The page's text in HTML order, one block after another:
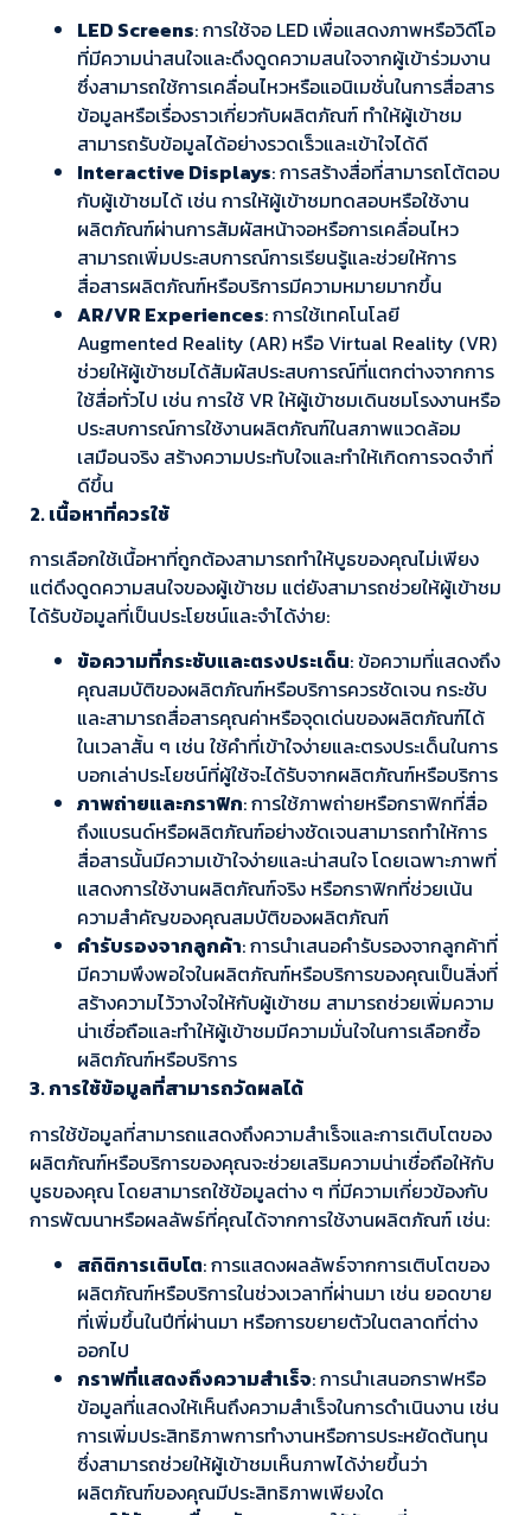
LED Screens: การใช้จอ LED เพื่อแสดงภาพหรือวิดีโอ
ที่มีความน่าสนใจและดึงดูดความสนใจจากผู้เข้าร่วมงาน
ซึ่งสามารถใช้การเคลื่อนไหวหรือแอนิเมชั่นในการสื่อสาร
ข้อมูลหรือเรื่องราวเกี่ยวกับผลิตภัณฑ์ ทำให้ผู้เข้าชม
สามารถรับข้อมูลได้อย่างรวดเร็วและเข้าใจได้ดี
Interactive Displays: การสร้างสื่อที่สามารถโต้ตอบ
กับผู้เข้าชมได้ เช่น การให้ผู้เข้าชมทดสอบหรือใช้งาน
ผลิตภัณฑ์ผ่านการสัมผัสหน้าจอหรือการเคลื่อนไหว
สามารถเพิ่มประสบการณ์การเรียนรู้และช่วยให้การ
สื่อสารผลิตภัณฑ์หรือบริการมีความหมายมากขึ้น
AR/VR Experiences: การใช้เทคโนโลยี
Augmented Reality (AR) หรือ Virtual Reality (VR)
ช่วยให้ผู้เข้าชมได้สัมผัสประสบการณ์ที่แตกต่างจากการ
ใช้สื่อทั่วไป เช่น การใช้ VR ให้ผู้เข้าชมเดินชมโรงงานหรือ
ประสบการณ์การใช้งานผลิตภัณฑ์ในสภาพแวดล้อม
เสมือนจริง สร้างความประทับใจและทำให้เกิดการจดจำที่
ดีขึ้น
2. เนื้อหาที่ควรใช้
การเลือกใช้เนื้อหาที่ถูกต้องสามารถทำให้บูธของคุณไม่เพียง
แต่ดึงดูดความสนใจของผู้เข้าชม แต่ยังสามารถช่วยให้ผู้เข้าชม
ได้รับข้อมูลที่เป็นประโยชน์และจำได้ง่าย:
ข้อความที่กระชับและตรงประเด็น: ข้อความที่แสดงถึง
คุณสมบัติของผลิตภัณฑ์หรือบริการควรชัดเจน กระชับ
และสามารถสื่อสารคุณค่าหรือจุดเด่นของผลิตภัณฑ์ได้
ในเวลาสั้น ๆ เช่น ใช้คำที่เข้าใจง่ายและตรงประเด็นในการ
บอกเล่าประโยชน์ที่ผู้ใช้จะได้รับจากผลิตภัณฑ์หรือบริการ
ภาพถ่ายและกราฟิก: การใช้ภาพถ่ายหรือกราฟิกที่สื่อ
ถึงแบรนด์หรือผลิตภัณฑ์อย่างชัดเจนสามารถทำให้การ
สื่อสารนั้นมีความเข้าใจง่ายและน่าสนใจ โดยเฉพาะภาพที่
แสดงการใช้งานผลิตภัณฑ์จริง หรือกราฟิกที่ช่วยเน้น
ความสำคัญของคุณสมบัติของผลิตภัณฑ์
คำรับรองจากลูกค้า: การนำเสนอคำรับรองจากลูกค้าที่
มีความพึงพอใจในผลิตภัณฑ์หรือบริการของคุณเป็นสิ่งที่
สร้างความไว้วางใจให้กับผู้เข้าชม สามารถช่วยเพิ่มความ
น่าเชื่อถือและทำให้ผู้เข้าชมมีความมั่นใจในการเลือกซื้อ
ผลิตภัณฑ์หรือบริการ
3. การใช้ข้อมูลที่สามารถวัดผลได้
การใช้ข้อมูลที่สามารถแสดงถึงความสำเร็จและการเติบโตของ
ผลิตภัณฑ์หรือบริการของคุณจะช่วยเสริมความน่าเชื่อถือให้กับ
บูธของคุณ โดยสามารถใช้ข้อมูลต่าง ๆ ที่มีความเกี่ยวข้องกับ
การพัฒนาหรือผลลัพธ์ที่คุณได้จากการใช้งานผลิตภัณฑ์ เช่น:
สถิติการเติบโต: การแสดงผลลัพธ์จากการเติบโตของ
ผลิตภัณฑ์หรือบริการในช่วงเวลาที่ผ่านมา เช่น ยอดขาย
ที่เพิ่มขึ้นในปีที่ผ่านมา หรือการขยายตัวในตลาดที่ต่าง
ออกไป
กราฟที่แสดงถึงความสำเร็จ: การนำเสนอกราฟหรือ
ข้อมูลที่แสดงให้เห็นถึงความสำเร็จในการดำเนินงาน เช่น
การเพิ่มประสิทธิภาพการทำงานหรือการประหยัดต้นทุน
ซึ่งสามารถช่วยให้ผู้เข้าชมเห็นภาพได้ง่ายขึ้นว่า
ผลิตภัณฑ์ของคุณมีประสิทธิภาพเพียงใด